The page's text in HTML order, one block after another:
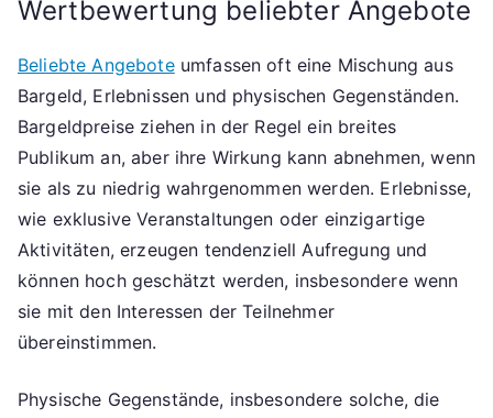
Wertbewertung beliebter Angebote
Beliebte Angeboteumfassen oft eine Mischung aus
Bargeld, Erlebnissen und physischen Gegenständen.
Bargeldpreise ziehen in der Regel ein breites
Publikum an, aber ihre Wirkung kann abnehmen, wenn
sie als zu niedrig wahrgenommen werden. Erlebnisse,
wie exklusive Veranstaltungen oder einzigartige
Aktivitäten, erzeugen tendenziell Aufregung und
können hoch geschätzt werden, insbesondere wenn
sie mit den Interessen der Teilnehmer
übereinstimmen.
Physische Gegenstände, insbesondere solche, die